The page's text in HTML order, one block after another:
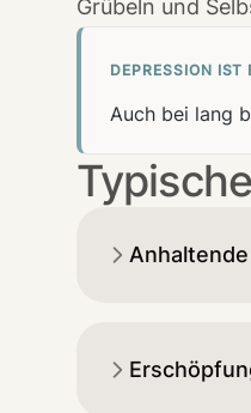
Grübeln und
DEPRESSION IST
Auch bei lang